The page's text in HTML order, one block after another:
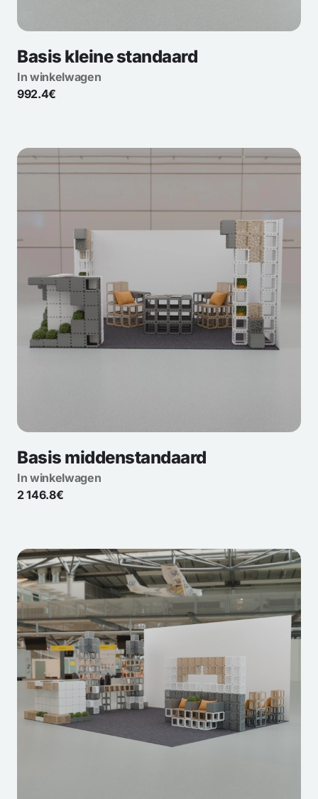
Basis kleine standaard
In winkelwagen
992.4€
Basis middenstandaard
In winkelwagen
2 146.8€